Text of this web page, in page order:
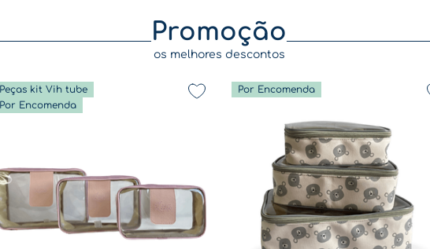
Promoção
os melhores descontos
Peças kit Vih tube
Por Encomenda
Por Encomenda